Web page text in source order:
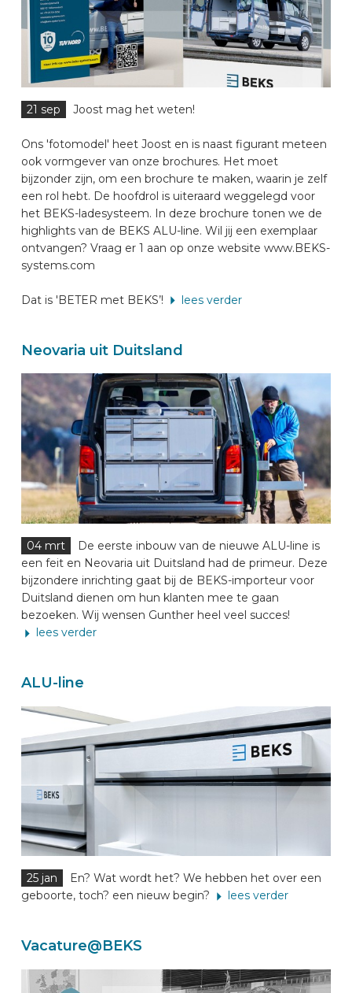
21 sep Joost mag het weten!
Ons 'fotomodel' heet Joost en is naast figurant meteen
ook vormgever van onze brochures. Het moet
bijzonder zijn, om een brochure te maken, waarin je zelf
een rol hebt. De hoofdrol is uiteraard weggelegd voor
het BEKS-ladesysteem. In deze brochure tonen we de
highlights van de BEKS ALU-line. Wil jij een exemplaar
ontvangen? Vraag er 1 aan op onze website www.BEKS-
systems.com
Dat is 'BETER met BEKS’! lees verder
Neovaria uit Duitsland
04 mrt
De eerste inbouw van de nieuwe ALU-line is
een feit en Neovaria uit Duitsland had de primeur. Deze
bijzondere inrichting gaat bij de BEKS-importeur voor
Duitsland dienen om hun klanten mee te gaan
bezoeken. Wij wensen Gunther heel veel succes!
lees verder
ALU-line
25 jan
En? Wat wordt het? We hebben het over een
geboorte, toch? een nieuw begin?
lees verder
Vacature@BEKS